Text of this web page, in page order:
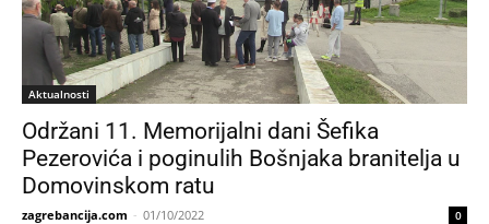
Aktualnosti
Održani 11. Memorijalni dani Šefika
Pezerovića i poginulih Bošnjaka branitelja u
Domovinskom ratu
zagrebancija.com - 01/10/2022 0